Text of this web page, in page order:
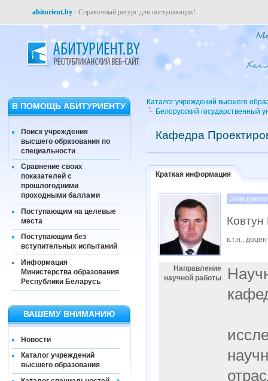
abiturient.by - Справочный ресурс для поступающих!
В ПОМОЩЬ АБИТУРИЕНТУ
Поиск учреждения
высшего образования по
специальности
Сравнение своих
показателей с
прошлогодними
проходными баллами
Поступающим на целевые
места
Поступающим без
вступительных испытаний
Информация
Министерства образования
Республики Беларусь
ВАШЕМУ ВНИМАНИЮ
Новости
Каталог учреждений
высшего образования
Каталог учреждений высшего
Белорусский государственный
Кафедра
Краткая информация
к.т.н.,
Направление
научной работы